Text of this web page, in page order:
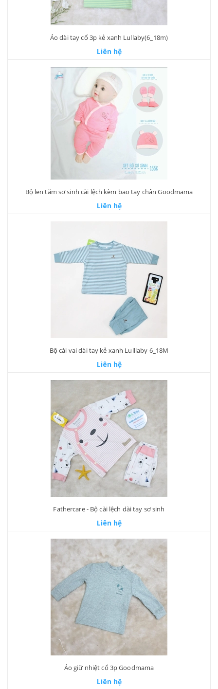
Áo dài tay cổ 3p kẻ xanh Lullaby(6_18m)
Liên hệ
Bộ len tăm sơ sinh cài lệch kèm bao tay chân Goodmama
Liên hệ
Bộ cài vai dài tay kẻ xanh Lulllaby 6_18M
Liên hệ
Fathercare - Bộ cài lệch dài tay sơ sinh
Liên hệ
Áo giữ nhiệt cổ 3p Goodmama
Liên hệ